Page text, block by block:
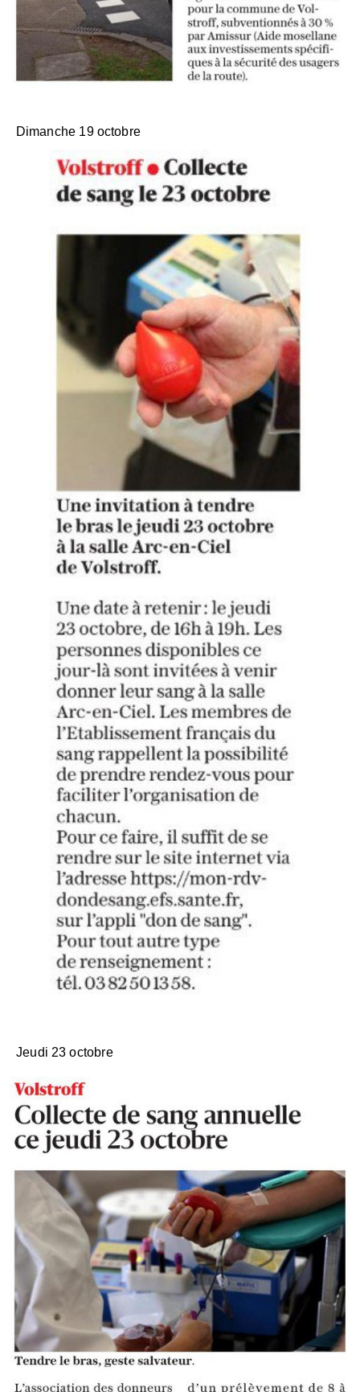
Dimanche 19 octobre
Jeudi 23 octobre